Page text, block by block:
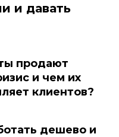
и давать
продают
и чем их
клиентов?
дешево и